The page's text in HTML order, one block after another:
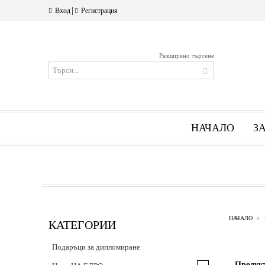
Вход Регистрация
Разширено търсене
НАЧАЛО
КАТЕГОРИИ
Подаръци за дипломиране
НАЧАЛО